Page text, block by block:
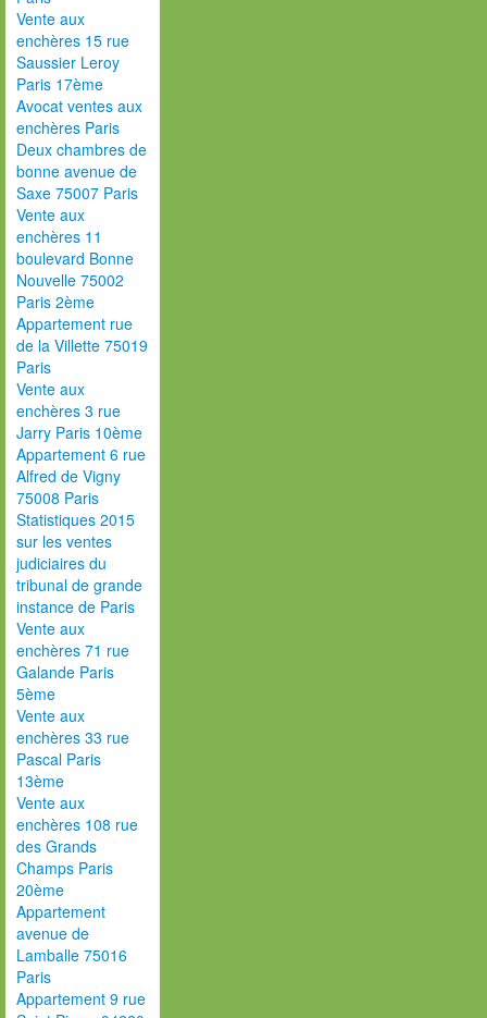
Vente aux
enchères 15 rue
Saussier Leroy
Paris 17ème
Avocat ventes aux
enchères Paris
Deux chambres de
bonne avenue de
Saxe 75007 Paris
Vente aux
enchères 11
boulevard Bonne
Nouvelle 75002
Paris 2ème
Appartement rue
de la Villette 75019
Paris
Vente aux
enchères 3 rue
Jarry Paris 10ème
Appartement 6 rue
Alfred de Vigny
75008 Paris
Statistiques 2015
sur les ventes
judiciaires du
tribunal de grande
instance de Paris
Vente aux
enchères 71 rue
Galande Paris
5ème
Vente aux
enchères 33 rue
Pascal Paris
13ème
Vente aux
enchères 108 rue
des Grands
Champs Paris
20ème
Appartement
avenue de
Lamballe 75016
Paris
Appartement 9 rue